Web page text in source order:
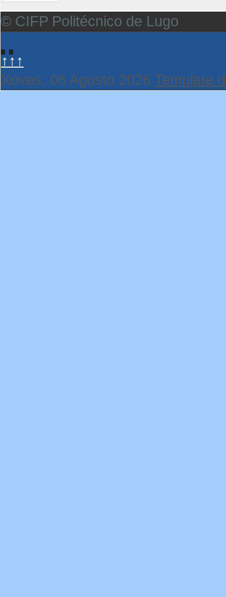
© CIFP Politécnico de Lugo
↑↑↑
Xoves, 06 Agosto 2026 Template